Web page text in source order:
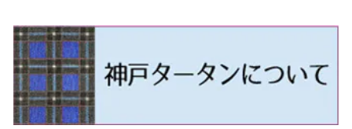
H24/5～R1/10（後期）
H18/6～H24/5（前期）
H24/5～R1/10（後期）
オーリス
H24/8～H30/3 180系
カムリ
H22/6～R2/6 F15
スカイライン
H13/6～H18/11 V35
スカイライン・クロスオーバー
H22/4～H30/3 L275/285
プレオプラス
H24/12～H29/5 LA300/310
レヴォーグ
H19/7～R1/7 DE/DJ系
ビアンテ
H20/7～30/3 CC系
ファミリア バン
H18/12～ L275/285
ミラ・イース
H23/9～ LA300系
ミラ・ココア
H14/1～ JB43/74W
H22/9～ スイフト
H23/12～
スペーシア/スペーシアカスタム/スペーシアギア
H25/3～R5/11
スペーシアベース
H23/3～ MB系
デリカＤ：３
H23/10～H31/4 BM20 7人乗
デリカＤ：５
H27/4～R3/12 JW5
WR-V
R6/3～ DG5
ZR-V
H21/10～H30/3 6RC系
H30/3～ AW系
H25/10～R3/10
Ｖクラス
H27/4～